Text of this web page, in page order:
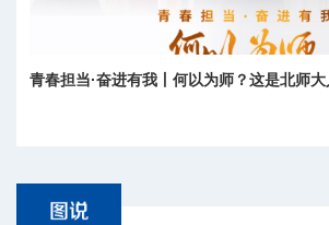
青春担当·奋进有我丨何以为师？这是北师